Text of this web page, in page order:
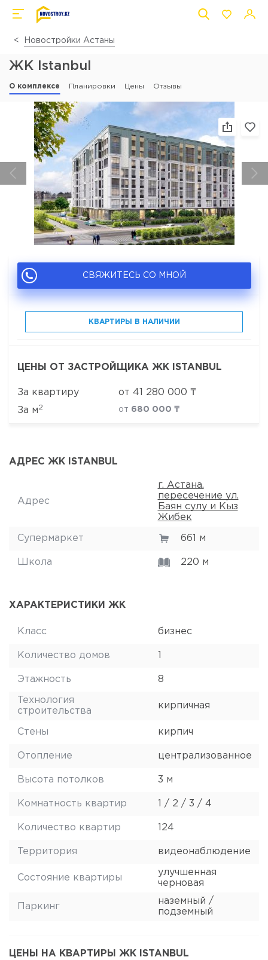
Новостройки Астаны
ЖК Istanbul
О комплексе Планировки Цены Отзывы
СВЯЖИТЕСЬ СО МНОЙ
КВАРТИРЫ В НАЛИЧИИ
ЦЕНЫ ОТ ЗАСТРОЙЩИКА ЖК ISTANBUL
За квартиру от 41 280 000 ₸
За м2 от 680 000 ₸
АДРЕС ЖК ISTANBUL
Адрес
г. Астана,
пересечение ул.
Баян сулу и Кыз
Жибек
Супермаркет 661 м
Школа 220 м
ХАРАКТЕРИСТИКИ ЖК
Класс бизнес
Количество домов
Этажность 8
Технология
строительства
кирпичная
Стены кирпич
Отопление централизованное
Высота потолков 3 м
Комнатность квартир 1 / 2 / 3 / 4
Количество квартир 124
Территория видеонаблюдение
Состояние квартиры
улучшенная
черновая
Паркинг
наземный /
подземный
ЦЕНЫ НА КВАРТИРЫ ЖК ISTANBUL